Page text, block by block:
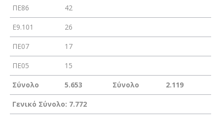
ΠΕ86 42
Ε9.101 26
ΠΕ07 17
ΠΕ05 15
Σύνολο 5.653 Σύνολο 2.119
Γενικό Σύνολο: 7.772